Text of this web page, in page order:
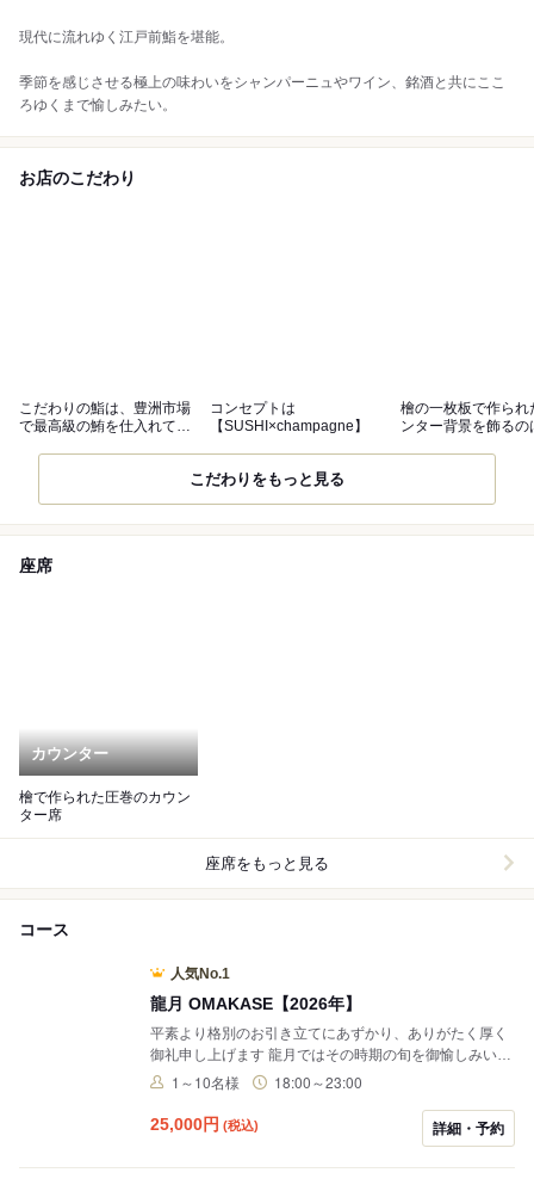
現代に流れゆく江戸前鮨を堪能。
季節を感じさせる極上の味わいをシャンパーニュやワイン、銘酒と共にここ
ろゆくまで愉しみたい。
お店のこだわり
こだわりの鮨は、豊洲市場
で最高級の鮪を仕入れてお
コンセプトは
【SUSHI×champagne】
檜の一枚板で作られ
ンター背景を飾るの
こだわりをもっと見る
座席
カウンター
檜で作られた圧巻のカウン
ター席
座席をもっと見る
コース
人気No.1
龍月 OMAKASE【2026年】
平素より格別のお引き立てにあずかり、ありがたく厚く
御礼申し上げます 龍月ではその時期の旬を御愉しみいた
だけますように月に一度メニューを変更しております。
理はご用意いたしかねます。 品数を減らしてのご提供と
1～10名様 18:00～23:00
25,000円 (税込) 詳細・予約